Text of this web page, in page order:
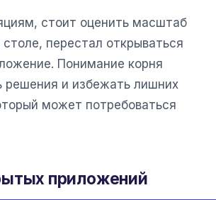
стоит оценить масштаб
перестал открываться
Понимание корня
решения и избежать лишних
может потребоваться
приложений